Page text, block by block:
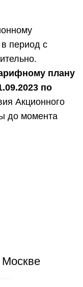
период с
плану
по
Акционного
до момента